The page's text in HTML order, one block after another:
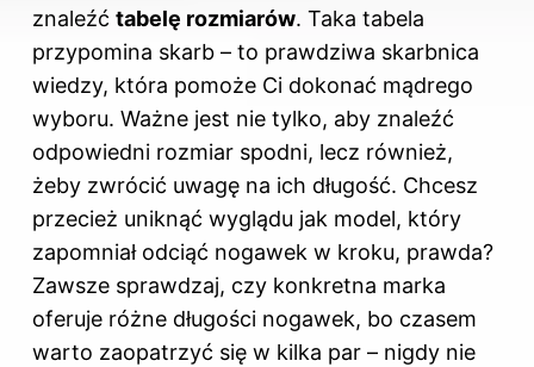
znaleźć tabelę rozmiarów. Taka tabela
przypomina skarb – to prawdziwa skarbnica
wiedzy, która pomoże Ci dokonać mądrego
wyboru. Ważne jest nie tylko, aby znaleźć
odpowiedni rozmiar spodni, lecz również,
żeby zwrócić uwagę na ich długość. Chcesz
przecież uniknąć wyglądu jak model, który
zapomniał odciąć nogawek w kroku, prawda?
Zawsze sprawdzaj, czy konkretna marka
oferuje różne długości nogawek, bo czasem
warto zaopatrzyć się w kilka par – nigdy nie